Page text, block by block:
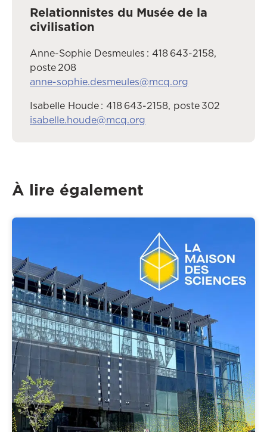
Relationnistes du Musée de la
civilisation
Anne-Sophie Desmeules : 418 643-2158,
poste 208
anne-sophie.desmeules@mcq.org
Isabelle Houde : 418 643-2158, poste 302
isabelle.houde@mcq.org
À lire également